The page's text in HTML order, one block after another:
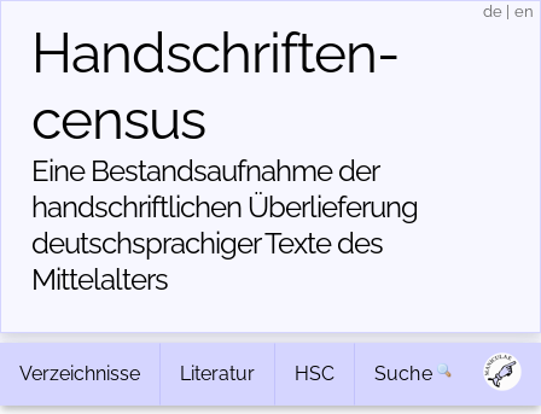
Handschriften­
census
Eine Bestandsaufnahme der
handschriftlichen Über­lieferung
deutschsprachiger Texte des
Mittelalters
de en
Verzeichnisse Literatur HSC Suche